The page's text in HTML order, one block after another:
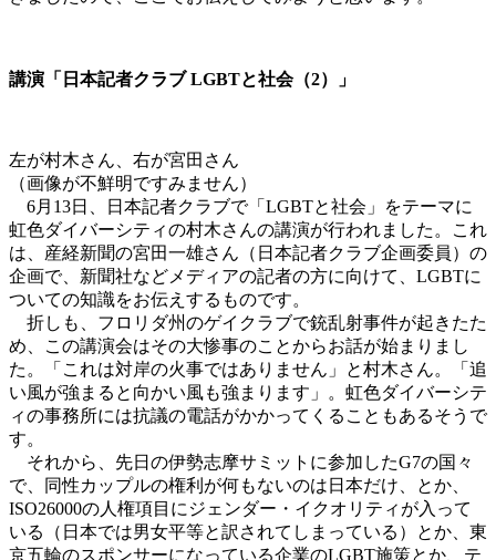
講演「日本記者クラブ LGBTと社会（2）」
左が村木さん、右が宮田さん
（画像が不鮮明ですみません）
6月13日、日本記者クラブで「LGBTと社会」をテーマに
虹色ダイバーシティの村木さんの講演が行われました。これ
は、産経新聞の宮田一雄さん（日本記者クラブ企画委員）の
企画で、新聞社などメディアの記者の方に向けて、LGBTに
ついての知識をお伝えするものです。
折しも、フロリダ州のゲイクラブで銃乱射事件が起きたた
め、この講演会はその大惨事のことからお話が始まりまし
た。「これは対岸の火事ではありません」と村木さん。「追
い風が強まると向かい風も強まります」。虹色ダイバーシテ
ィの事務所には抗議の電話がかかってくることもあるそうで
す。
それから、先日の伊勢志摩サミットに参加したG7の国々
で、同性カップルの権利が何もないのは日本だけ、とか、
ISO26000の人権項目にジェンダー・イクオリティが入って
いる（日本では男女平等と訳されてしまっている）とか、東
京五輪のスポンサーになっている企業のLGBT施策とか、テ